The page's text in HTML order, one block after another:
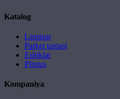
Katalog
Laminat
Parket taxtasi
Eshiklar
Plintus
Kompaniya